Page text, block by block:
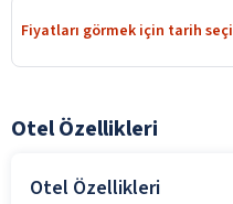
Fiyatları görmek için tarih
Otel Özellikleri
Otel Özellikleri